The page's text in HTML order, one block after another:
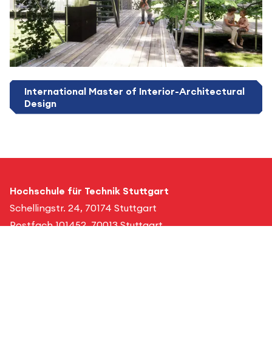
International Master of Interior-Architectural
Design
Hochschule für Technik Stuttgart
Schellingstr. 24, 70174 Stuttgart
Postfach 101452, 70013 Stuttgart